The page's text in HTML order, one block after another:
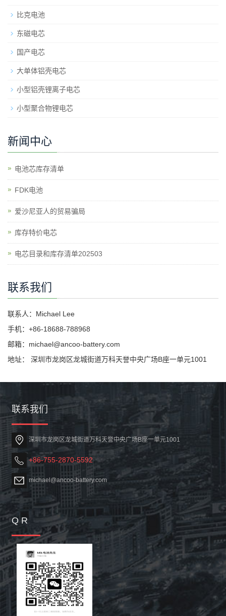
比克电池
东磁电芯
国产电芯
大单体铝壳电芯
小型铝壳锂离子电芯
小型聚合物锂电芯
新闻中心
电池芯库存清单
​FDK电池
爱沙尼亚人的贸易骗局
库存特价电芯
电芯目录和库存清单202503
联系我们
联系人：Michael Lee
手机：+86-18688-788968
邮箱：michael@ancoo-battery.com
地址： 深圳市龙岗区龙城街道万科天誉中央广场B座一单元1001
联系我们
深圳市龙岗区龙城街道万科天誉中央广场B座一单元1001
+86-755-2870-5592
michael@ancoo-battery.com
Q R